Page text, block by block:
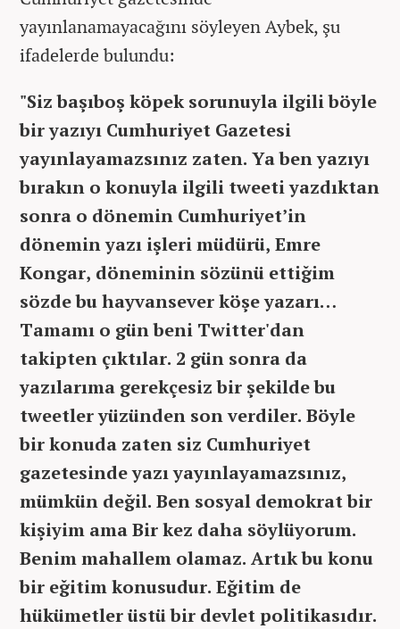
yayınlanamayacağını söyleyen Aybek, şu
ifadelerde bulundu:
"Siz başıboş köpek sorunuyla ilgili böyle
bir yazıyı Cumhuriyet Gazetesi
yayınlayamazsınız zaten. Ya ben yazıyı
bırakın o konuyla ilgili tweeti yazdıktan
sonra o dönemin Cumhuriyet’in
dönemin yazı işleri müdürü, Emre
Kongar, döneminin sözünü ettiğim
sözde bu hayvansever köşe yazarı…
Tamamı o gün beni Twitter'dan
takipten çıktılar. 2 gün sonra da
yazılarıma gerekçesiz bir şekilde bu
tweetler yüzünden son verdiler. Böyle
bir konuda zaten siz Cumhuriyet
gazetesinde yazı yayınlayamazsınız,
mümkün değil. Ben sosyal demokrat bir
kişiyim ama Bir kez daha söylüyorum.
Benim mahallem olamaz. Artık bu konu
bir eğitim konusudur. Eğitim de
hükümetler üstü bir devlet politikasıdır.